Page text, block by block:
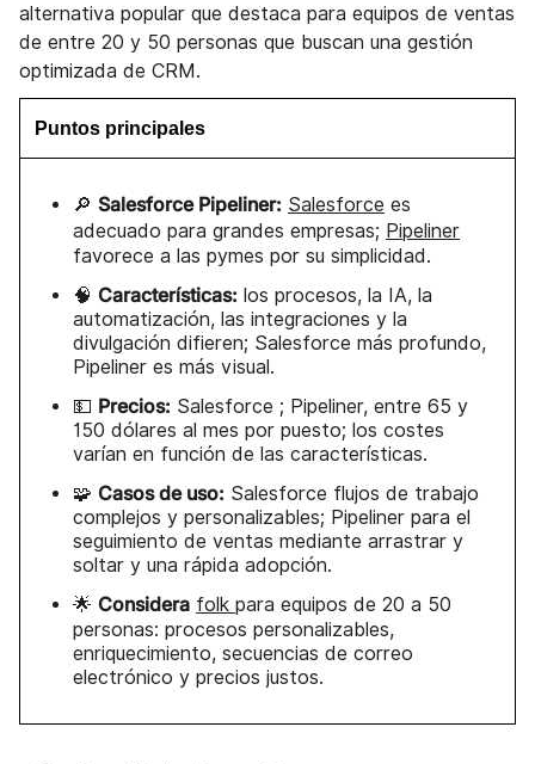
alternativa popular que destaca para equipos de ventas
de entre 20 y 50 personas que buscan una gestión
optimizada de CRM.
Puntos principales
🔎 Salesforce Pipeliner: Salesforce es
adecuado para grandes empresas; Pipeliner
favorece a las pymes por su simplicidad.
🧠 Características: los procesos, la IA, la
automatización, las integraciones y la
divulgación difieren; Salesforce más profundo,
Pipeliner es más visual.
💵 Precios: Salesforce ; Pipeliner, entre 65 y
150 dólares al mes por puesto; los costes
varían en función de las características.
🧩 Casos de uso: Salesforce flujos de trabajo
complejos y personalizables; Pipeliner para el
seguimiento de ventas mediante arrastrar y
soltar y una rápida adopción.
🌟 Considera folk para equipos de 20 a 50
personas: procesos personalizables,
enriquecimiento, secuencias de correo
electrónico y precios justos.